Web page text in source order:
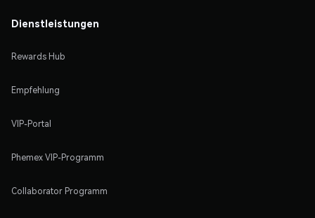
Dienstleistungen
Rewards Hub
Empfehlung
VIP-Portal
Phemex VIP-Programm
Collaborator Programm